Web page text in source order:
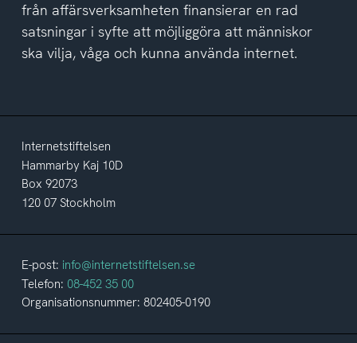
från affärsverksamheten finansierar en rad
satsningar i syfte att möjliggöra att människor
ska vilja, våga och kunna använda internet.
Internetstiftelsen
Hammarby Kaj 10D
Box 92073
120 07 Stockholm
E-post: info@internetstiftelsen.se
Telefon: 08-452 35 00
Organisationsnummer: 802405-0190